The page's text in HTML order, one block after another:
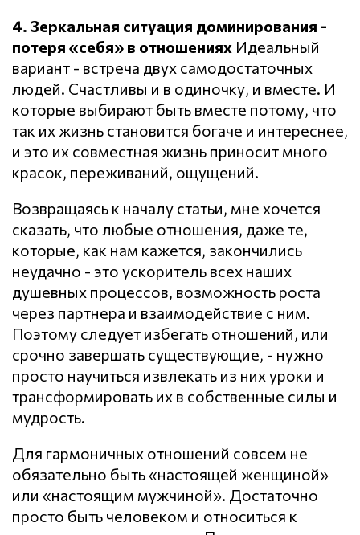
4. Зеркальная ситуация доминирования -
потеря «себя» в отношениях Идеальный
вариант - встреча двух самодостаточных
людей. Счастливы и в одиночку, и вместе. И
которые выбирают быть вместе потому, что
так их жизнь становится богаче и интереснее,
и это их совместная жизнь приносит много
красок, переживаний, ощущений.
Возвращаясь к началу статьи, мне хочется
сказать, что любые отношения, даже те,
которые, как нам кажется, закончились
неудачно - это ускоритель всех наших
душевных процессов, возможность роста
через партнера и взаимодействие с ним.
Поэтому следует избегать отношений, или
срочно завершать существующие, - нужно
просто научиться извлекать из них уроки и
трансформировать их в собственные силы и
мудрость.
Для гармоничных отношений совсем не
обязательно быть «настоящей женщиной»
или «настоящим мужчиной». Достаточно
просто быть человеком и относиться к